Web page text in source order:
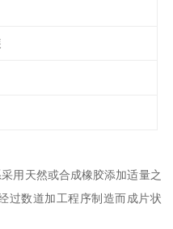
用天然或合成橡胶添加适量之
过数道加工程序制造而成片状